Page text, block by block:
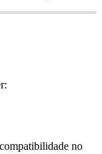
:
compatibilidade no